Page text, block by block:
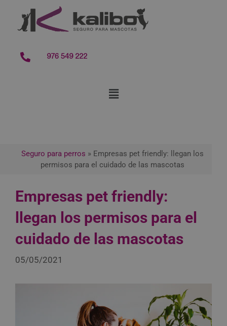
contenido
976 549 222
Seguro para perros » Empresas pet friendly: llegan los
permisos para el cuidado de las mascotas
Empresas pet friendly:
llegan los permisos para el
cuidado de las mascotas
05/05/2021